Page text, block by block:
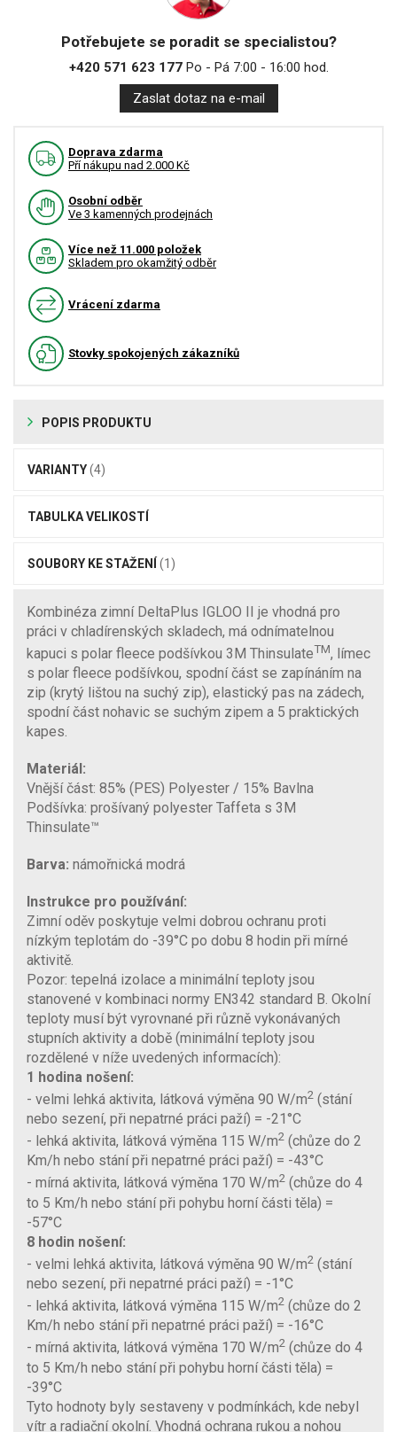
Potřebujete se poradit se specialistou?
+420 571 623 177Po - Pá 7:00 - 16:00 hod.
Zaslat dotaz na e-mail
Doprava zdarma
Pří nákupu nad 2.000 Kč
Osobní odběr
Ve 3 kamenných prodejnách
Více než 11.000 položek
Skladem pro okamžitý odběr
Vrácení zdarma
Stovky spokojených zákazníků
POPIS PRODUKTU
VARIANTY(4)
TABULKA VELIKOSTÍ
SOUBORY KE STAŽENÍ (1)
Kombinéza zimní DeltaPlus IGLOO II je vhodná pro
práci v chladírenských skladech, má odnímatelnou
kapuci s polar fleece podšívkou 3M ThinsulateTM, límec
s polar fleece podšívkou, spodní část se zapínáním na
zip (krytý lištou na suchý zip), elastický pas na zádech,
spodní část nohavic se suchým zipem a 5 praktických
kapes.
Materiál:
Vnější část: 85% (PES) Polyester / 15% Bavlna
Podšívka: prošívaný polyester Taffeta s 3M
Thinsulate™
Barva: námořnická modrá
Instrukce pro používání:
Zimní oděv poskytuje velmi dobrou ochranu proti
nízkým teplotám do -39°C po dobu 8 hodin při mírné
aktivitě.
Pozor: tepelná izolace a minimální teploty jsou
stanovené v kombinaci normy EN342 standard B. Okolní
teploty musí být vyrovnané při různě vykonávaných
stupních aktivity a době (minimální teploty jsou
rozdělené v níže uvedených informacích):
1 hodina nošení:
- velmi lehká aktivita, látková výměna 90 W/m2 (stání
nebo sezení, při nepatrné práci paží) = -21°C
- lehká aktivita, látková výměna 115 W/m2 (chůze do 2
Km/h nebo stání při nepatrné práci paží) = -43°C
- mírná aktivita, látková výměna 170 W/m2 (chůze do 4
to 5 Km/h nebo stání při pohybu horní části těla) =
-57°C
8 hodin nošení:
- velmi lehká aktivita, látková výměna 90 W/m2 (stání
nebo sezení, při nepatrné práci paží) = -1°C
- lehká aktivita, látková výměna 115 W/m2 (chůze do 2
Km/h nebo stání při nepatrné práci paží) = -16°C
- mírná aktivita, látková výměna 170 W/m2 (chůze do 4
to 5 Km/h nebo stání při pohybu horní části těla) =
-39°C
Tyto hodnoty byly sestaveny v podmínkách, kde nebyl
vítr a radiační okolní. Vhodná ochrana rukou a nohou